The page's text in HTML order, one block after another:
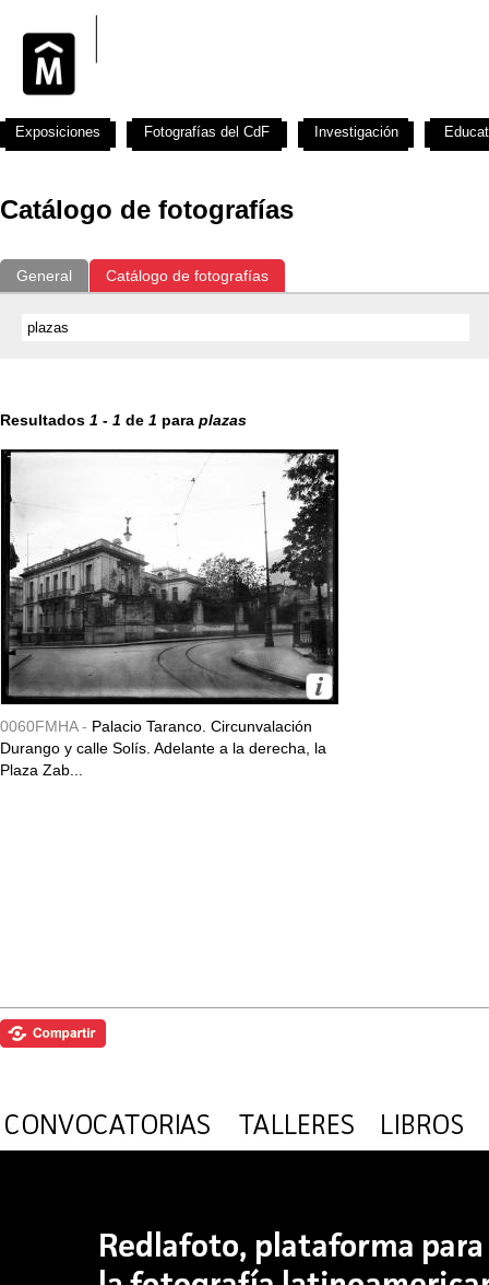
Catálogo de fotografías
General Catálogo de fotografías
Resultados 1 - 1 de 1 para plazas
0060FMHA - Palacio Taranco. Circunvalación
Durango y calle Solís. Adelante a la derecha, la
Plaza Zab...
Exposiciones Fotografías del CdF Investigación